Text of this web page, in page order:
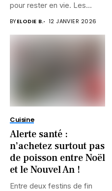
pour rester en vie. Les...
BYELODIE B. 12 JANVIER 2026
Cuisine
Alerte santé :
n’achetez surtout pas
de poisson entre Noël
et le Nouvel An !
Entre deux festins de fin